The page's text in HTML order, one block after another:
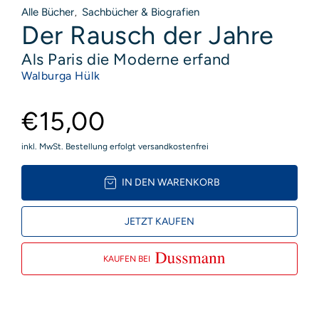
Alle Bücher, Sachbücher & Biografien
Der Rausch der Jahre
Als Paris die Moderne erfand
Walburga Hülk
€15,00
inkl. MwSt. Bestellung erfolgt versandkostenfrei
IN DEN WARENKORB
JETZT KAUFEN
KAUFEN BEI